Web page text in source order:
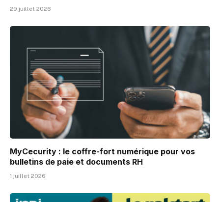
29 juillet 2026
MyCecurity : le coffre-fort numérique pour vos
bulletins de paie et documents RH
1 juillet 2026